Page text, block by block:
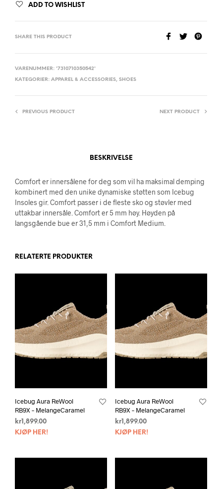
ADD TO WISHLIST
SHARE THIS PRODUCT
VARENUMMER: '7310710350542'
KATEGORIER: APPAREL & ACCESSORIES, SHOES
PREVIOUS PRODUCT NEXT PRODUCT
BESKRIVELSE
Comfort er innersålene for deg som vil ha maksimal demping
kombinert med den unike dynamiske støtten som Icebug
Insoles gir. Comfort passer i de fleste sko og støvler med
uttakbar innersåle. Comfort er 5 mm høy. Høyden på
langsgående bue er 31,5 mm i Comfort Medium.
RELATERTE PRODUKTER
Icebug Aura ReWool
RB9X – MelangeCaramel
kr 1,899.00
KJØP HER!
Icebug Aura ReWool
RB9X – MelangeCaramel
kr1,899.00
KJØP HER!